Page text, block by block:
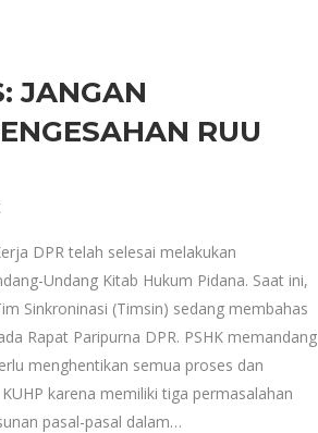
JANGAN
RUU
DPR telah selesai melakukan
Undang Kitab Hukum Pidana. Saat ini,
Sinkroninasi (Timsin) sedang membahas
Rapat Paripurna DPR. PSHK memandang
menghentikan semua proses dan
karena memiliki tiga permasalahan
pasal-pasal dalam…